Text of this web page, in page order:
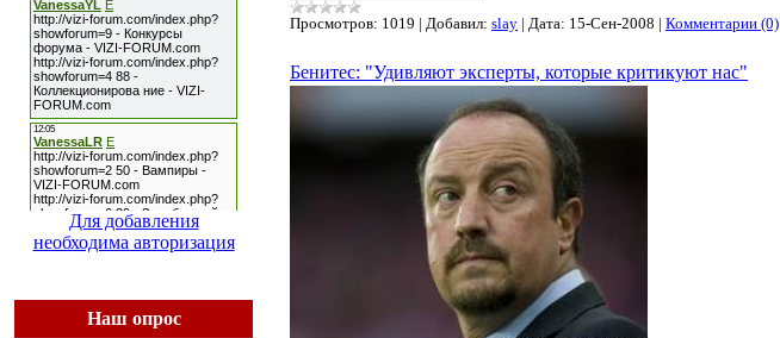
Для добавления
необходима авторизация
Наш опрос
Просмотров: 1019 | Добавил: slay | Дата: 15-Сен-2008 | Комментарии (0)
Бенитес: "Удивляют эксперты, которые критикуют нас"